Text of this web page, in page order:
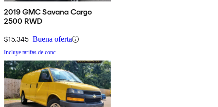
2019 GMC Savana Cargo
2500 RWD
$15,345 Buena oferta
Incluye tarifas de conc.